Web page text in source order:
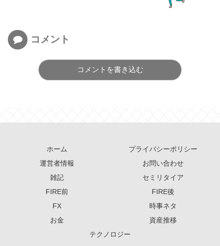
コメント
コメントを書き込む
ホーム
プライバシーポリシー
運営者情報
お問い合わせ
雑記
セミリタイア
FIRE前
FIRE後
FX
時事ネタ
お金
資産推移
テクノロジー